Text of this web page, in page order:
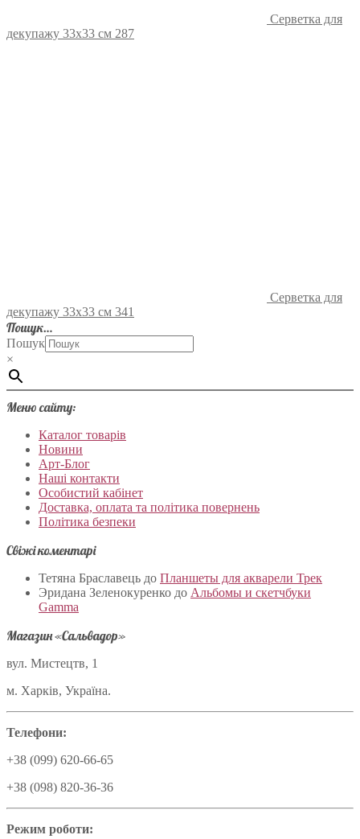
Серветка для
декупажу 33х33 см 287
Серветка для
декупажу 33х33 см 341
Пошук…
Пошук
×
Меню сайту:
Каталог товарів
Новини
Арт-Блог
Наші контакти
Особистий кабінет
Доставка, оплата та політика повернень
Політика безпеки
Свіжі коментарі
Тетяна Браславець до Планшеты для акварели Трек
Эридана Зеленокуренко до Альбомы и скетчбуки
Gamma
Магазин «Сальвадор»
вул. Мистецтв, 1
м. Харків, Україна.
Телефони:
+38 (099) 620-66-65
+38 (098) 820-36-36
Режим роботи: